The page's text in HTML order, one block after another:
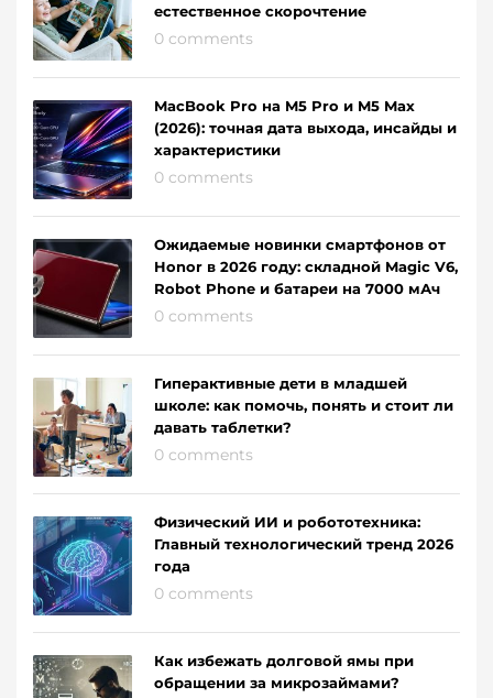
естественное скорочтение
0 comments
MacBook Pro на M5 Pro и M5 Max
(2026): точная дата выхода, инсайды и
характеристики
0 comments
Ожидаемые новинки смартфонов от
Honor в 2026 году: складной Magic V6,
Robot Phone и батареи на 7000 мАч
0 comments
Гиперактивные дети в младшей
школе: как помочь, понять и стоит ли
давать таблетки?
0 comments
Физический ИИ и робототехника:
Главный технологический тренд 2026
года
0 comments
Как избежать долговой ямы при
обращении за микрозаймами?